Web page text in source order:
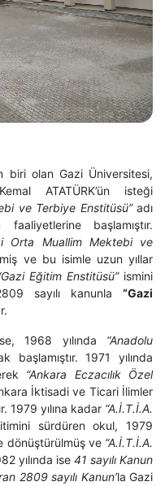
biri olan Gazi Üniversitesi,
ATATÜRK’ün isteği
ve Terbiye Enstitüsü”adı
başlamıştır.
Orta Muallim Mektebi ve
ve bu isimle uzun yıllar
Eğitim Enstitüsü” ismini
sayılı kanunla “Gazi
1968 yılında “Anadolu
başlamıştır. 1971 yılında
“Ankara Eczacılık Özel
İktisadi ve Ticari İlimler
1979 yılına kadar “A.İ.T.İ.A.
sürdüren okul, 1979
dönüştürülmüş ve “A.İ.T.İ.A.
yılında ise 41 sayılı Kanun
2809 sayılı Kanun’la Gazi